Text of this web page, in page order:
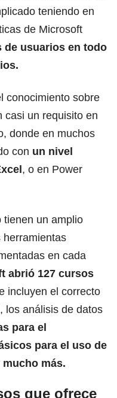
teniendo en
de Microsoft
de usuarios en todo
conocimiento sobre
casi un requisito en
donde en muchos
con un nivel
, o en Power
tienen un amplio
herramientas
en cada
abrió 127 cursos
incluyen el correcto
los análisis de datos
para el
para el uso de
más.
que ofrece